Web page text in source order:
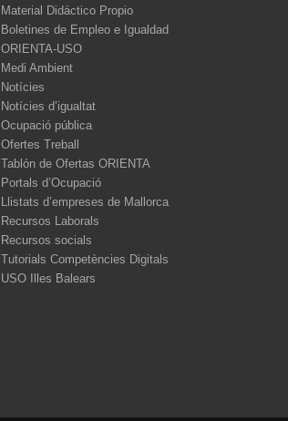
Material Didáctico Propio
Boletines de Empleo e Igualdad
ORIENTA-USO
Medi Ambient
Notícies
Notícies d’igualtat
Ocupació pública
Ofertes Treball
Tablón de Ofertas ORIENTA
Portals d’Ocupació
Llistats d’empreses de Mallorca
Recursos Laborals
Recursos socials
Tutorials Competències Digitals
USO Illes Balears